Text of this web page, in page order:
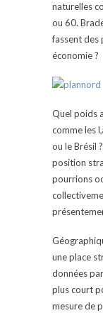
naturelles
ou 60.
fassent des
économie ?
Quel poids
comme les
ou le Brésil
position
pourrions
une place
données
plus court
mesure de